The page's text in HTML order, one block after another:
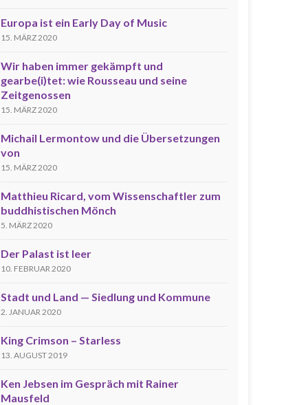
Europa ist ein Early Day of Music
15. MÄRZ 2020
Wir haben immer gekämpft und
gearbe(i)tet: wie Rousseau und seine
Zeitgenossen
15. MÄRZ 2020
Michail Lermontow und die Übersetzungen
von
15. MÄRZ 2020
Matthieu Ricard, vom Wissenschaftler zum
buddhistischen Mönch
5. MÄRZ 2020
Der Palast ist leer
10. FEBRUAR 2020
Stadt und Land — Siedlung und Kommune
2. JANUAR 2020
King Crimson – Starless
13. AUGUST 2019
Ken Jebsen im Gespräch mit Rainer
Mausfeld